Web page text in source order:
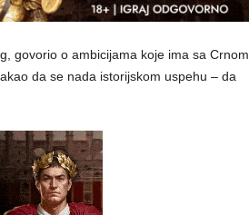
govorio o ambicijama koje ima sa Crnom
da se nada istorijskom uspehu – da